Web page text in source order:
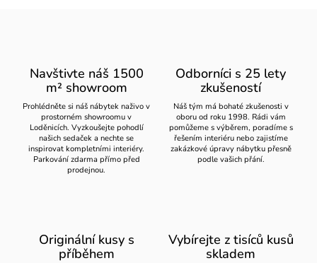
Navštivte náš 1500
m² showroom
Prohlédněte si náš nábytek naživo v
prostorném showroomu v
Loděnicích. Vyzkoušejte pohodlí
našich sedaček a nechte se
inspirovat kompletními interiéry.
Parkování zdarma přímo před
prodejnou.
Odborníci s 25 lety
zkušeností
Náš tým má bohaté zkušenosti v
oboru od roku 1998. Rádi vám
pomůžeme s výběrem, poradíme s
řešením interiéru nebo zajistíme
zakázkové úpravy nábytku přesně
podle vašich přání.
Originální kusy s
příběhem
Vybírejte z tisíců kusů
skladem